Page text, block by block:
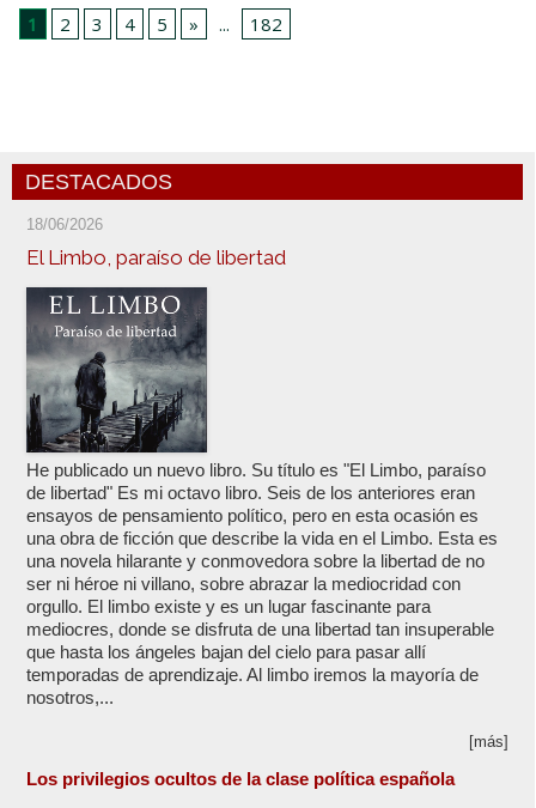
1
2 3 4 5 » ... 182
DESTACADOS
18/06/2026
El Limbo, paraíso de libertad
He publicado un nuevo libro. Su título es "El Limbo, paraíso
de libertad" Es mi octavo libro. Seis de los anteriores eran
ensayos de pensamiento político, pero en esta ocasión es
una obra de ficción que describe la vida en el Limbo. Esta es
una novela hilarante y conmovedora sobre la libertad de no
ser ni héroe ni villano, sobre abrazar la mediocridad con
orgullo. El limbo existe y es un lugar fascinante para
mediocres, donde se disfruta de una libertad tan insuperable
que hasta los ángeles bajan del cielo para pasar allí
temporadas de aprendizaje. Al limbo iremos la mayoría de
nosotros,...
[más]
Los privilegios ocultos de la clase política española